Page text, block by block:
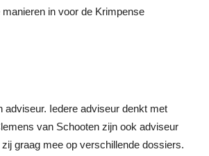
in voor de Krimpense
Iedere adviseur denkt met
van Schooten zijn ook adviseur
graag mee op verschillende dossiers.